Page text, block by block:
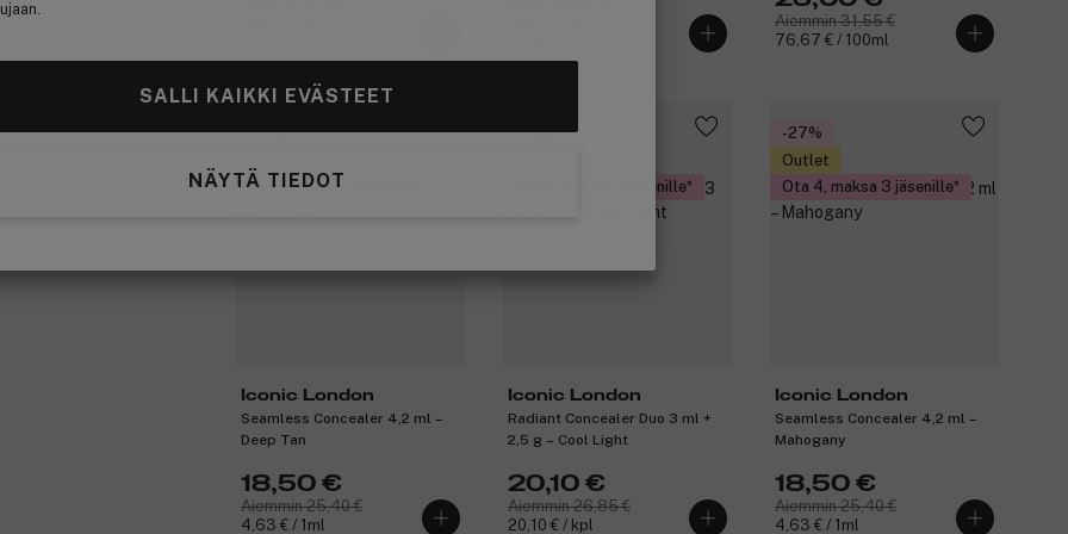
SALLI KAIKKI EVÄSTEET
NÄYTÄ TIEDOT
Aiemmin 31,55 €
76,67 € / 100ml
-27%
Ota 4, maksa 3 jäsenille
Iconic London
Seamless Concealer 4,2 ml –
Deep Tan
18,50 €
Aiemmin 25,40 €
4,63 € / 1ml
-25%
Ota 4, maksa 3 jäsenille
Iconic London
Radiant Concealer Duo 3 ml +
2,5 g – Cool Light
20,10 €
Aiemmin 26,85 €
20,10 € / kpl
-27%
Outlet
Ota 4, maksa 3 jäsenille
Iconic London
Seamless Concealer 4,2 ml –
Mahogany
18,50 €
Aiemmin 25,40 €
4,63 € / 1ml